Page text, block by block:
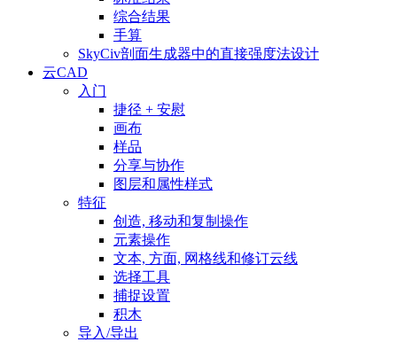
综合结果
手算
SkyCiv剖面生成器中的直接强度法设计
云CAD
入门
捷径 + 安慰
画布
样品
分享与协作
图层和属性样式
特征
创造, 移动和复制操作
元素操作
文本, 方面, 网格线和修订云线
选择工具
捕捉设置
积木
导入/导出